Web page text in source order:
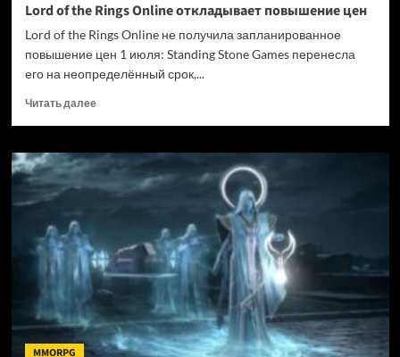
Lord of the Rings Online откладывает повышение цен
Lord of the Rings Online не получила запланированное
повышение цен 1 июля: Standing Stone Games перенесла
его на неопределённый срок,...
Читать далееПрочитать
Lord
the
откладывает
повышение
цен
MMORPG